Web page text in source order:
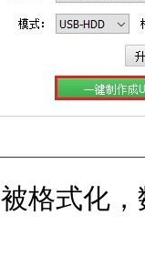
格式化